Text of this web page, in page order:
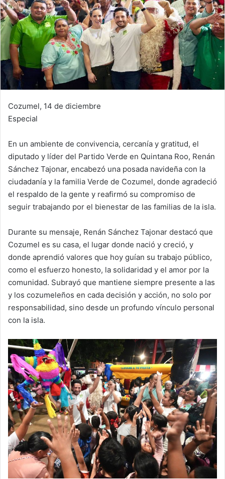
Cozumel, 14 de diciembre
Especial
En un ambiente de convivencia, cercanía y gratitud, el
diputado y líder del Partido Verde en Quintana Roo, Renán
Sánchez Tajonar, encabezó una posada navideña con la
ciudadanía y la familia Verde de Cozumel, donde agradeció
el respaldo de la gente y reafirmó su compromiso de
seguir trabajando por el bienestar de las familias de la isla.
Durante su mensaje, Renán Sánchez Tajonar destacó que
Cozumel es su casa, el lugar donde nació y creció, y
donde aprendió valores que hoy guían su trabajo público,
como el esfuerzo honesto, la solidaridad y el amor por la
comunidad. Subrayó que mantiene siempre presente a las
y los cozumeleños en cada decisión y acción, no solo por
responsabilidad, sino desde un profundo vínculo personal
con la isla.